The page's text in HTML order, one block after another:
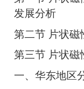
发展分析
第二节 片状磁
第三节 片状磁
一、华东地区